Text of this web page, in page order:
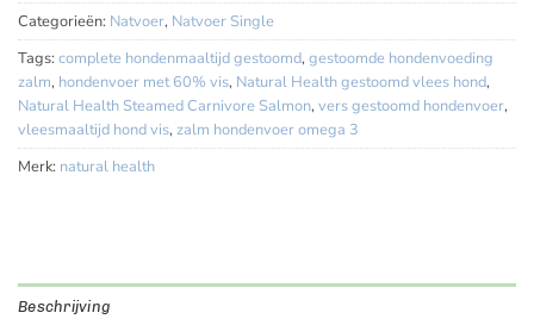
Categorieën: Natvoer, Natvoer Single
Tags: complete hondenmaaltijd gestoomd, gestoomde hondenvoeding
zalm, hondenvoer met 60% vis, Natural Health gestoomd vlees hond,
Natural Health Steamed Carnivore Salmon, vers gestoomd hondenvoer,
vleesmaaltijd hond vis, zalm hondenvoer omega 3
Merk: natural health
Beschrijving